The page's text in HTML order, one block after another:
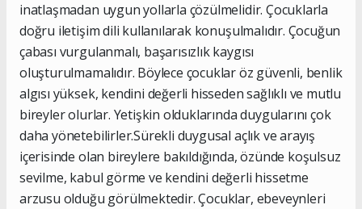
inatlaşmadan uygun yollarla çözülmelidir. Çocuklarla
doğru iletişim dili kullanılarak konuşulmalıdır. Çocuğun
çabası vurgulanmalı, başarısızlık kaygısı
oluşturulmamalıdır. Böylece çocuklar öz güvenli, benlik
algısı yüksek, kendini değerli hisseden sağlıklı ve mutlu
bireyler olurlar. Yetişkin olduklarında duygularını çok
daha yönetebilirler.Sürekli duygusal açlık ve arayış
içerisinde olan bireylere bakıldığında, özünde koşulsuz
sevilme, kabul görme ve kendini değerli hissetme
arzusu olduğu görülmektedir. Çocuklar, ebeveynleri